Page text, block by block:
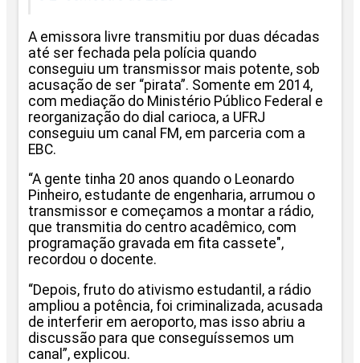
A emissora livre transmitiu por duas décadas
até ser fechada pela polícia quando
conseguiu um transmissor mais potente, sob
acusação de ser “pirata”. Somente em 2014,
com mediação do Ministério Público Federal e
reorganização do dial carioca, a UFRJ
conseguiu um canal FM, em parceria com a
EBC.
“A gente tinha 20 anos quando o Leonardo
Pinheiro, estudante de engenharia, arrumou o
transmissor e começamos a montar a rádio,
que transmitia do centro acadêmico, com
programação gravada em fita cassete",
recordou o docente.
“Depois, fruto do ativismo estudantil, a rádio
ampliou a potência, foi criminalizada, acusada
de interferir em aeroporto, mas isso abriu a
discussão para que conseguíssemos um
canal”, explicou.